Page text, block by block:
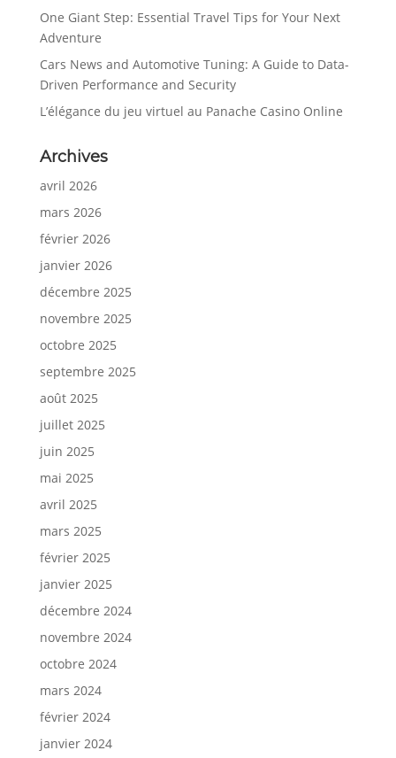
One Giant Step: Essential Travel Tips for Your Next
Adventure
Cars News and Automotive Tuning: A Guide to Data-
Driven Performance and Security
L’élégance du jeu virtuel au Panache Casino Online
Archives
avril 2026
mars 2026
février 2026
janvier 2026
décembre 2025
novembre 2025
octobre 2025
septembre 2025
août 2025
juillet 2025
juin 2025
mai 2025
avril 2025
mars 2025
février 2025
janvier 2025
décembre 2024
novembre 2024
octobre 2024
mars 2024
février 2024
janvier 2024